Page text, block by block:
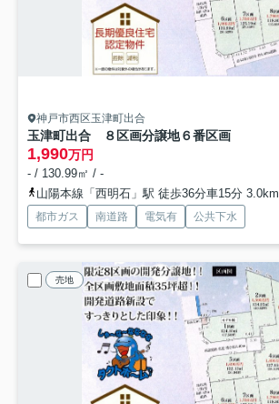
神戸市西区玉津町出合
玉津町出合 ８区画分譲地６番区画
1,990万円
- / 130.99㎡ / -
山陽本線「西明石」駅 徒歩36分車15分 3.0km
都市ガス 南道路 電気有 公共下水
売地